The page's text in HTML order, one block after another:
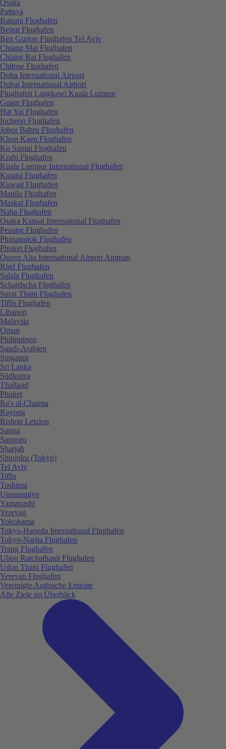
Osaka
Pattaya
Batumi Flughafen
Beirut Flughafen
Ben Gurion Flughafen Tel Aviv
Chiang Mai Flughafen
Chiang Rai Flughafen
Chitose Flughafen
Doha International Airport
Dubai International Airport
Flughafen Langkawi Kuala Lumpur
Guam Flughafen
Hat Yai Flughafen
Incheon Flughafen
Johor Bahru Flughafen
Khon Kaen Flughafen
Ko Samui Flughafen
Krabi Flughafen
Kuala Lumpur International Flughafen
Kutaisi Flughafen
Kuwait Flughafen
Manila Flughafen
Maskat Flughafen
Naha Flughafen
Osaka Kansai International Flughafen
Penang Flughafen
Phitsanulok Flughafen
Phuket Flughafen
Queen Alia International Airport Amman
Riad Flughafen
Salala Flughafen
Schardscha Flughafen
Surat Thani Flughafen
Tiflis Flughafen
Libanon
Malaysia
Oman
Philippinen
Saudi-Arabien
Singapur
Sri Lanka
Südkorea
Thailand
Phuket
Ra's al-Chaima
Rayong
Rishon Letzion
Samui
Sapporo
Sharjah
Shinjuku (Tokyo)
Tel Aviv
Tiflis
Toshima
Utsunomiya
Yamanashi
Yerevan
Yokohama
Tokyo-Haneda International Flughafen
Tokyo-Narita Flughafen
Trang Flughafen
Ubon Ratchathanii Flughafen
Udon Thani Flughafen
Yerevan Flughafen
Vereinigte Arabische Emirate
Alle Ziele im Überblick